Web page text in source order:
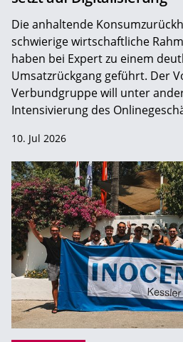
Die anhaltende
schwierige wirtschaftliche
haben bei Expert zu einem
Umsatzrückgang geführt. Der
Verbundgruppe will unter
Intensivierung des
10. Jul 2026